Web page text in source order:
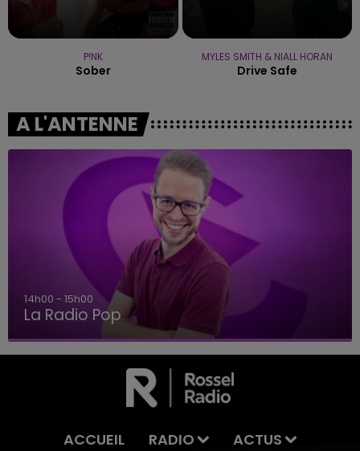
P!NK
Sober
MYLES SMITH & NIALL HORAN
Drive Safe
A L'ANTENNE
14h00 - 15h00
La Radio Pop
ACCUEIL RADIO
ACTUS